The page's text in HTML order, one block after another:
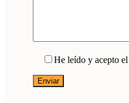
He leído y acepto el